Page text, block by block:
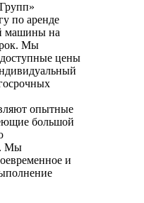
по аренде
машины на
Мы
цены
опытные
большой
Мы
и